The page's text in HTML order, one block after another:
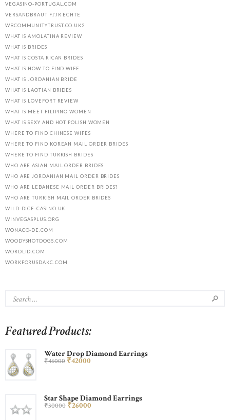
VEGASINO-PORTUGAL.COM
VERSANDBRAUT FГЈR ECHTE
WBCOMMUNITYTRUST.CO.UK2
WHAT IS AMOLATINA REVIEW
WHAT IS BRIDES
WHAT IS COSTA RICAN BRIDES
WHAT IS HOW TO FIND WIFE
WHAT IS JORDANIAN BRIDE
WHAT IS LAOTIAN BRIDES
WHAT IS LOVEFORT REVIEW
WHAT IS MEET FILIPINO WOMEN
WHAT IS SEXY AND HOT POLISH WOMEN
WHERE TO FIND CHINESE WIFES
WHERE TO FIND KOREAN MAIL ORDER BRIDES
WHERE TO FIND TURKISH BRIDES
WHO ARE ASIAN MAIL ORDER BRIDES
WHO ARE JORDANIAN MAIL ORDER BRIDES
WHO ARE LEBANESE MAIL ORDER BRIDES?
WHO ARE TURKISH MAIL ORDER BRIDES
WILD-DICE-CASINO.UK
WINVEGASPLUS.ORG
WONACO-DE.COM
WOODYSHOTDOGS.COM
WORDLID.COM
WORKFORUSDAKC.COM
Featured Products:
Water Drop Diamond Earrings
₹46000 ₹42000
Star Shape Diamond Earrings
₹30000 ₹26000